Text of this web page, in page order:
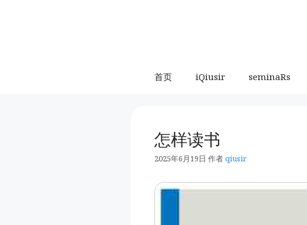
首页 iQiusir seminaRs
怎样读书
2025年6月19日 作者qiusir